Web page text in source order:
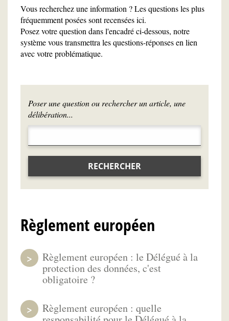
Vous recherchez une information ? Les questions les plus
fréquemment posées sont recensées ici.
Posez votre question dans l'encadré ci-dessous, notre
système vous transmettra les questions-réponses en lien
avec votre problématique.
Poser une question ou rechercher un article, une
délibération...
RECHERCHER
Règlement européen
Règlement européen : le Délégué à la
protection des données, c'est
obligatoire ?
Règlement européen : quelle